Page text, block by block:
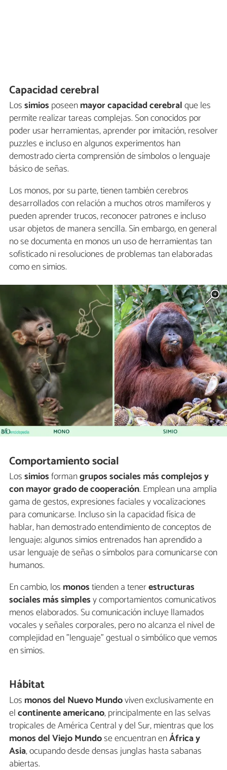
Capacidad cerebral
Lossimios poseenmayor capacidad cerebralque les
permite realizar tareas complejas. Son conocidos por
poder usar herramientas, aprender por imitación, resolver
puzzles e incluso en algunos experimentos han
demostrado cierta comprensión de símbolos o lenguaje
básico de señas.
Los monos, por su parte, tienen también cerebros
desarrollados con relación a muchos otros mamíferos y
pueden aprender trucos, reconocer patrones e incluso
usar objetos de manera sencilla. Sin embargo, en general
no se documenta en monos un uso de herramientas tan
sofisticado ni resoluciones de problemas tan elaboradas
como en simios.
Comportamiento social
Lossimiosformangrupos sociales más complejos y
con mayor grado de cooperación. Emplean una amplia
gama de gestos, expresiones faciales y vocalizaciones
para comunicarse. Incluso sin la capacidad física de
hablar, han demostrado entendimiento de conceptos de
lenguaje; algunos simios entrenados han aprendido a
usar lenguaje de señas o símbolos para comunicarse con
humanos.
En cambio, los monostienden a tenerestructuras
sociales más simplesy comportamientos comunicativos
menos elaborados. Su comunicación incluye llamados
vocales y señales corporales, pero no alcanza el nivel de
complejidad en "lenguaje" gestual o simbólico que vemos
en simios.
Hábitat
Los monos del Nuevo Mundoviven exclusivamente en
elcontinente americano, principalmente en las selvas
tropicales de América Central y del Sur, mientras que los
monos del Viejo Mundose encuentran enÁfrica y
Asia, ocupando desde densas junglas hasta sabanas
abiertas.